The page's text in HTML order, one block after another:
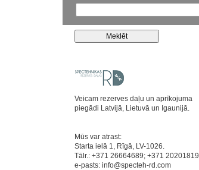
Veicam rezerves daļu un aprīkojuma
piegādi Latvijā, Lietuvā un Igaunijā.
Mūs var atrast:
Starta ielā 1, Rīgā, LV-1026.
Tālr.: +371 26664689; +371 20201819
e-pasts: info@specteh-rd.com